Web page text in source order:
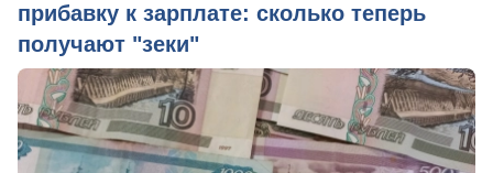
прибавку к зарплате: сколько теперь
получают "зеки"